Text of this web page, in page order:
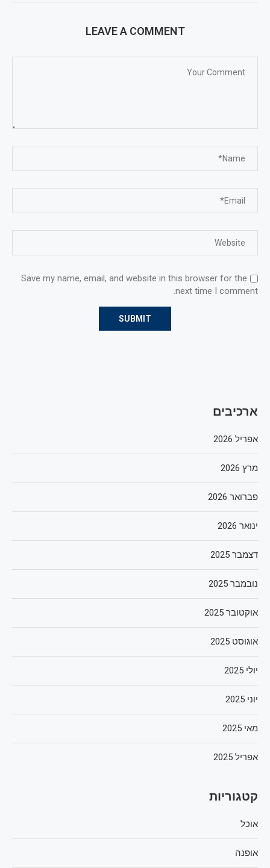
LEAVE A COMMENT
Save my name, email, and website in this browser for the
next time I comment.
ארכיבים
אפריל 2026
מרץ 2026
פברואר 2026
ינואר 2026
דצמבר 2025
נובמבר 2025
אוקטובר 2025
אוגוסט 2025
יולי 2025
יוני 2025
מאי 2025
אפריל 2025
קטגוריות
אוכל
אופנה